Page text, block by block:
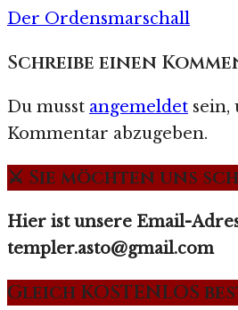
Der Ordensmarschall
Schreibe einen
Du musst angemeldet sein,
Kommentar abzugeben.
⚔️ Sie möchten uns
Hier ist unsere Email-
templer.asto@gmail.com
Gleich KOSTENLOS